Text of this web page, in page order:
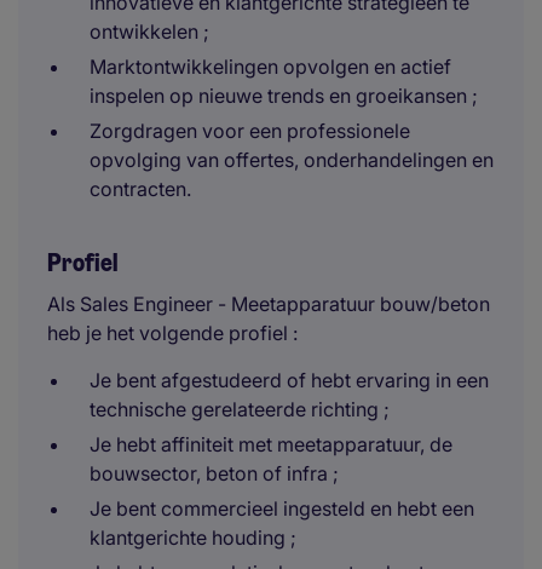
ontwikkelen ;
Marktontwikkelingen opvolgen en actief
inspelen op nieuwe trends en groeikansen ;
Zorgdragen voor een professionele
opvolging van offertes, onderhandelingen en
contracten.
Profiel
Als Sales Engineer - Meetapparatuur bouw/beton
heb je het volgende profiel :
Je bent afgestudeerd of hebt ervaring in een
technische gerelateerde richting ;
Je hebt affiniteit met meetapparatuur, de
bouwsector, beton of infra ;
Je bent commercieel ingesteld en hebt een
klantgerichte houding ;